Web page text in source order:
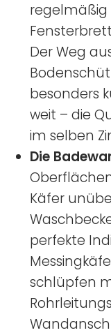
Der Weg
besonders
weit – die
im selben
Die
Käfer
perfekte
schlüpfen